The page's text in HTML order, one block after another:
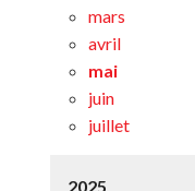
mars
avril
mai
juin
juillet
2025